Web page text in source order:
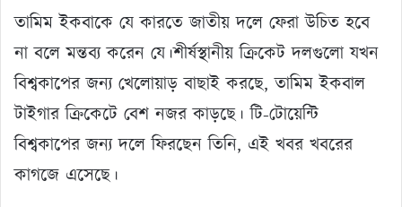
তামিম ইকবাকে যে কারতে জাতীয় দলে ফেরা উচিত হবে
না বলে মন্তব্য করেন যে।শীর্ষস্থানীয় ক্রিকেট দলগুলো যখন
বিশ্বকাপের জন্য খেলোয়াড় বাছাই করছে, তামিম ইকবাল
টাইগার ক্রিকেটে বেশ নজর কাড়ছে। টি-টোয়েন্টি
বিশ্বকাপের জন্য দলে ফিরছেন তিনি, এই খবর খবরের
কাগজে এসেছে।